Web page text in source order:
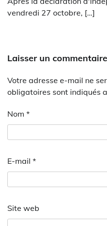
vendredi 27 octobre, […]
Laisser un commentaire
Votre adresse e-mail ne
obligatoires sont indiqués
Nom *
E-mail *
Site web